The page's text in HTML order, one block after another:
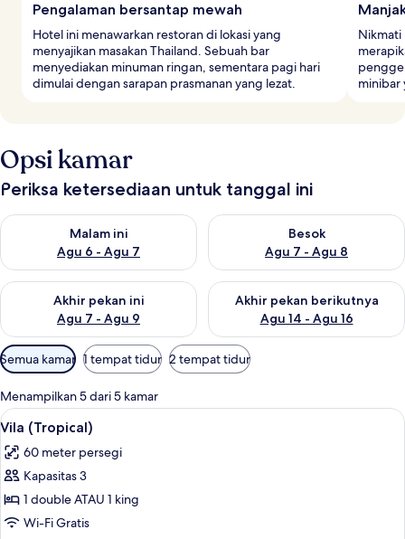
Pengalaman bersantap mewah
Hotel ini menawarkan restoran di lokasi yang
menyajikan masakan Thailand. Sebuah bar
menyediakan minuman ringan, sementara pagi hari
dimulai dengan sarapan prasmanan yang lezat.
Nikmati
minibar
Opsi kamar
Periksa ketersediaan untuk tanggal ini
Malam ini
Agu 6 - Agu 7
Periksa ketersediaan untuk malam ini Agu 6 - Agu 7
Besok
Agu 7 - Agu 8
Periksa ketersediaan untuk
Akhir pekan ini
Agu 7 - Agu 9
Periksa ketersediaan untuk akhir pekan ini Agu 7 - Agu 9
Akhir pekan berikutnya
Agu 14 - Agu 16
Periksa ketersediaan untuk
Filter
tersedia
untuk
kamar
Semua kamar 1 tempat tidur 2 tempat tidur
Menampilkan 5 dari 5 kamar
Lihat
semua
foto
untuk
Vila
(Tropical)
Vila (Tropical) | Minibar, brankas,
6
Vila (Tropical)
60 meter persegi
Kapasitas 3
1 double ATAU 1 king
Wi-Fi Gratis